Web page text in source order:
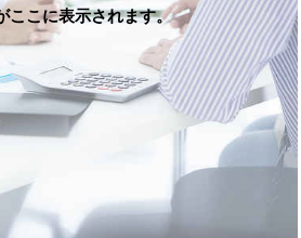
ここに表示されます。